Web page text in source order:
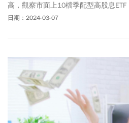
高，觀察市面上10檔季配型高股息
的填息。其中去年4次配息都已完成填
學，其中0056與00878填息紀錄佳，
是00919和00929，如果要她選，蒙
表示，00915是去年高息ETF績效王，
日期：2024-03-07